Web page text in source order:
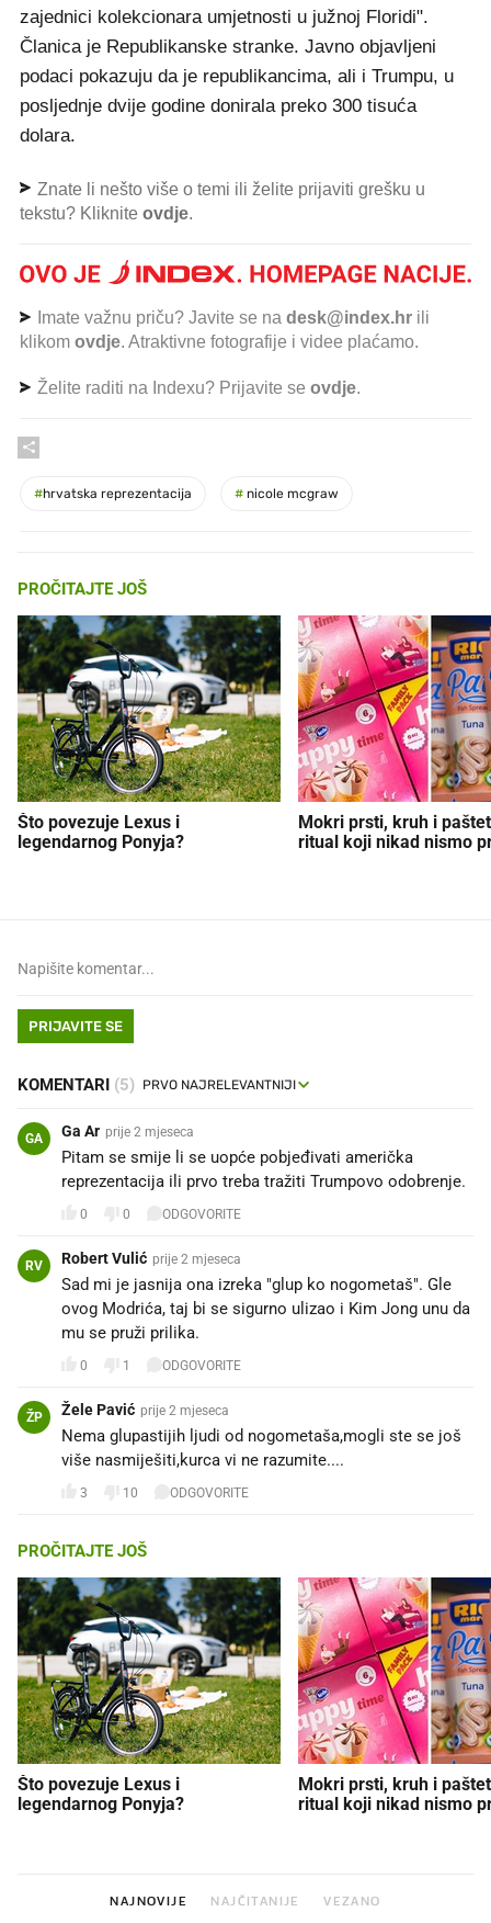
zajednici kolekcionara umjetnosti u južnoj Floridi".
Članica je Republikanske stranke. Javno objavljeni
podaci pokazuju da je republikancima, ali i Trumpu, u
posljednje dvije godine donirala preko 300 tisuća
dolara.
Znate li nešto više o temi ili želite prijaviti grešku u
tekstu? Kliknite ovdje.
Imate važnu priču? Javite se na desk@index.hr ili
klikom ovdje. Atraktivne fotografije i videe plaćamo.
Želite raditi na Indexu? Prijavite se ovdje.
#hrvatska reprezentacija # nicole mcgraw
PROČITAJTE JOŠ
Što povezuje Lexus i
legendarnog Ponyja?
Mokri prsti, kruh i
ritual koji nikad nismo
PRIJAVITE SE
KOMENTARI (5)
GA Ga Ar prije 2 mjeseca
Pitam se smije li se uopće pobjeđivati američka
reprezentacija ili prvo treba tražiti Trumpovo odobrenje.
0 0 ODGOVORITE
RV Robert Vulić prije 2 mjeseca
Sad mi je jasnija ona izreka "glup ko nogometaš". Gle
ovog Modrića, taj bi se sigurno ulizao i Kim Jong unu da
mu se pruži prilika.
0 1 ODGOVORITE
ŽP Žele Pavić prije 2 mjeseca
Nema glupastijih ljudi od nogometaša,mogli ste se još
više nasmiješiti,kurca vi ne razumite....
3 10 ODGOVORITE
PROČITAJTE JOŠ
Što povezuje Lexus i
legendarnog Ponyja?
Mokri prsti, kruh i
ritual koji nikad nismo
NAJNOVIJE NAJČITANIJE VEZANO